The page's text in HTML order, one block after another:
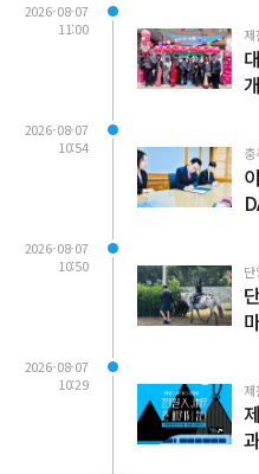
2026-08-07
11:00
제
2026-08-07
10:54
충
2026-08-07
10:50
단
2026-08-07
10:29
제